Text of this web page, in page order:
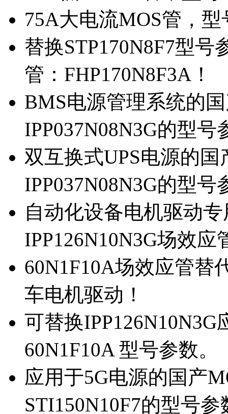
75A大电流MOS管，
替换STP170N8F7型
管：FHP170N8F3A！
BMS电源管理系统的
IPP037N08N3G的型号
双互换式UPS电源的
IPP037N08N3G的型号
自动化设备电机驱动
IPP126N10N3G场效应
60N1F10A场效应管替
车电机驱动！
可替换
60N1F10A 型号参数。
应用于5G电源的国产
STI150N10F7的型号参